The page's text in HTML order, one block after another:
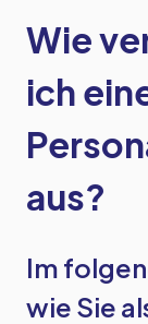
Wie
ich
aus?
Im
wie Sie